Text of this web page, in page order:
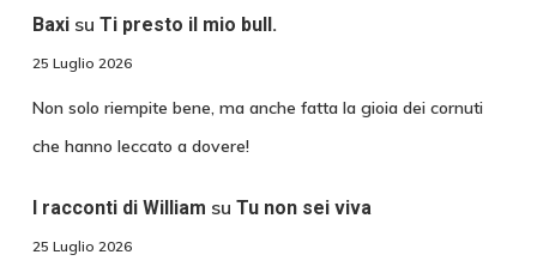
Baxisu Ti presto il mio bull.
25 Luglio 2026
Non solo riempite bene, ma anche fatta la gioia dei cornuti
che hanno leccato a dovere!
I racconti di William su Tu non sei viva
25 Luglio 2026